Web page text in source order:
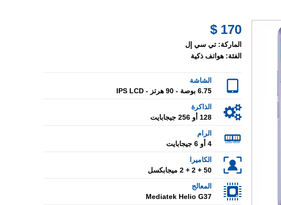
170 $
الماركة: تي سي إل
الفئة: هواتف ذكية
الشاشة
6.75 بوصة - 90 هرتز - IPS LCD
الذاكرة
128 أو 256 جيجابايت
الرام
4 أو 6 جيجابايت
الكاميرا
50 + 2 + 2 ميجابكسل
المعالج
Mediatek Helio G37